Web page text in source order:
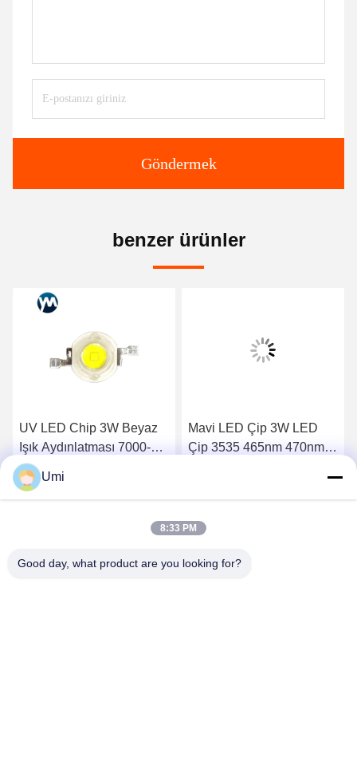
Göndermek
benzer ürünler
UV LED Chip 3W Beyaz
Işık Aydınlatması 7000-
8000k Renk Sıcaklığı
En İyi Fiyatı Alın
Mavi LED Çip 3W LED
Çip 3535 465nm 470nm
En İyi Fiyatı Alın
Umi
8:33 PM
Good day, what product are you looking for?